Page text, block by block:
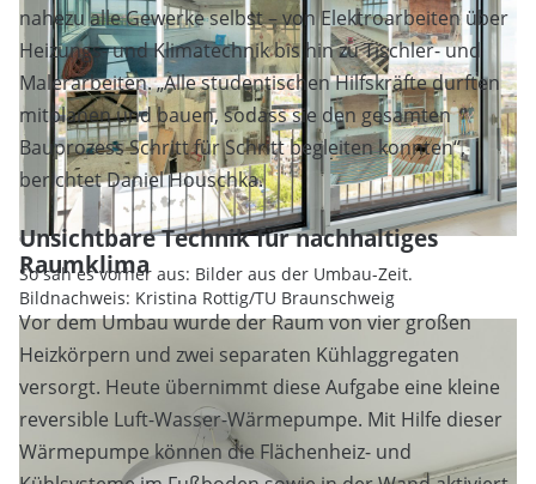
So sah es vorher aus: Bilder aus der Umbau-Zeit.
Bildnachweis: Kristina Rottig/TU Braunschweig
nahezu alle Gewerke selbst – von Elektroarbeiten über
Heizungs- und Klimatechnik bis hin zu Tischler- und
Malerarbeiten. „Alle studentischen Hilfskräfte durften
mitplanen und bauen, sodass sie den gesamten
Bauprozess Schritt für Schritt begleiten konnten“,
berichtet Daniel Houschka.
Unsichtbare Technik für nachhaltiges
Raumklima
Vor dem Umbau wurde der Raum von vier großen
Heizkörpern und zwei separaten Kühlaggregaten
versorgt. Heute übernimmt diese Aufgabe eine kleine
reversible Luft-Wasser-Wärmepumpe. Mit Hilfe dieser
Wärmepumpe können die Flächenheiz- und